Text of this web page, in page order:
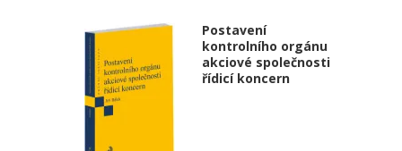
Postavení
kontrolního orgánu
akciové společnosti
řídicí koncern